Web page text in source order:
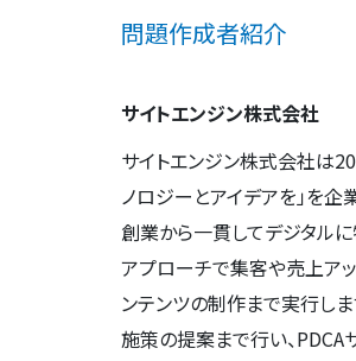
問題作成者紹介
サイトエンジン株式会社
サイトエンジン株式会社は
ノロジーとアイデアを」を
創業から一貫してデジタル
アプローチで集客や売上ア
ンテンツの制作まで実行し
施策の提案まで行い、PDCA